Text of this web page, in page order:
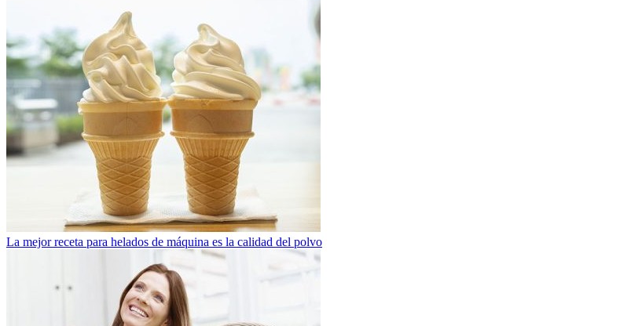
La mejor receta para helados de máquina es la calidad del polvo